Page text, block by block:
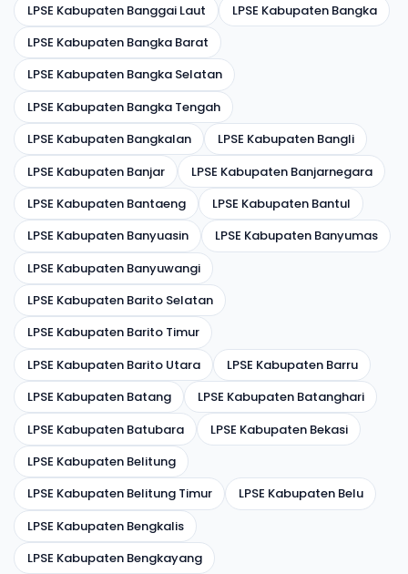
LPSE Kabupaten Banggai Laut
LPSE Kabupaten Bangka
LPSE Kabupaten Bangka Barat
LPSE Kabupaten Bangka Selatan
LPSE Kabupaten Bangka Tengah
LPSE Kabupaten Bangkalan
LPSE Kabupaten Bangli
LPSE Kabupaten Banjar
LPSE Kabupaten Banjarnegara
LPSE Kabupaten Bantaeng
LPSE Kabupaten Bantul
LPSE Kabupaten Banyuasin
LPSE Kabupaten Banyumas
LPSE Kabupaten Banyuwangi
LPSE Kabupaten Barito Selatan
LPSE Kabupaten Barito Timur
LPSE Kabupaten Barito Utara
LPSE Kabupaten Barru
LPSE Kabupaten Batang
LPSE Kabupaten Batanghari
LPSE Kabupaten Batubara
LPSE Kabupaten Bekasi
LPSE Kabupaten Belitung
LPSE Kabupaten Belitung Timur
LPSE Kabupaten Belu
LPSE Kabupaten Bengkalis
LPSE Kabupaten Bengkayang